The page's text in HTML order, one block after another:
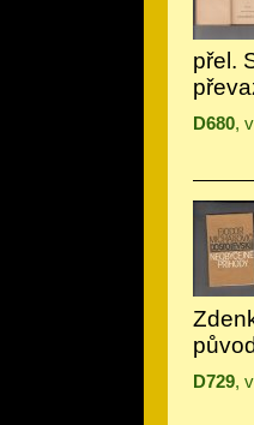
přel.
D680,
D729,